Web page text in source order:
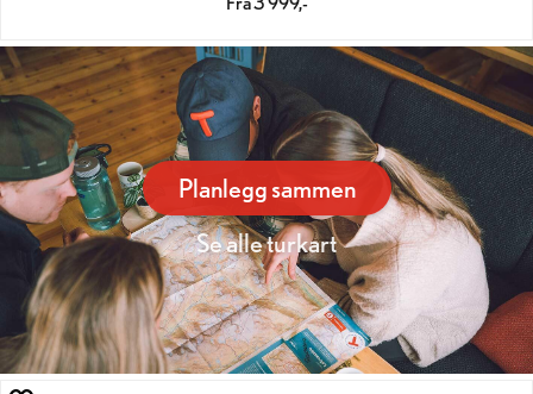
Planlegg sammen
Se alle turkart